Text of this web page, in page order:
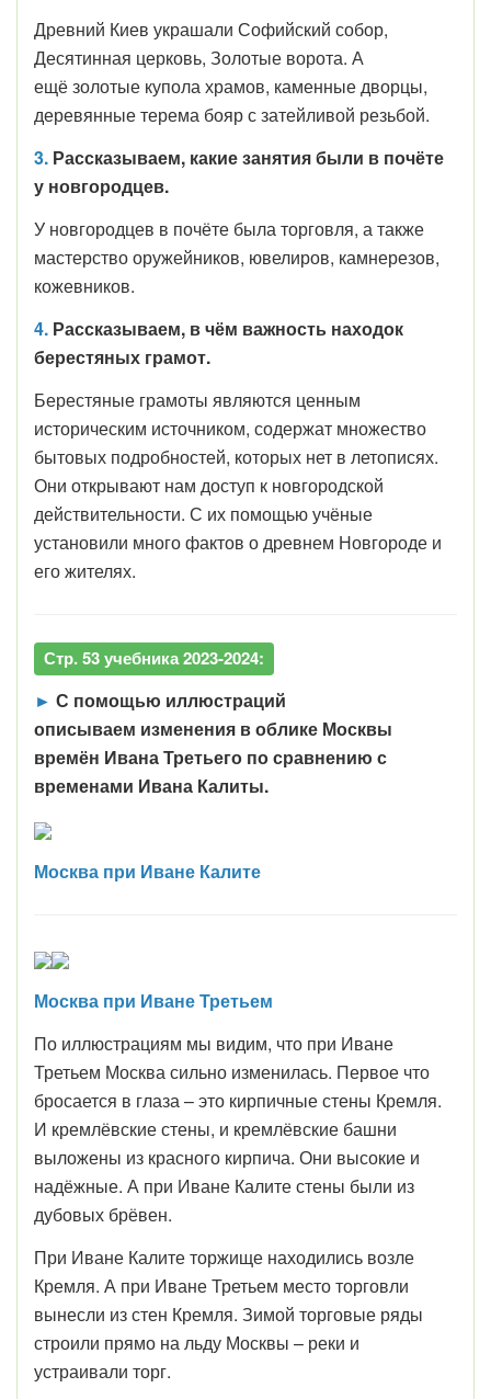
Древний Киев украшали Софийский собор,
Десятинная церковь, Золотые ворота. А
ещё золотые купола храмов, каменные дворцы,
деревянные терема бояр с затейливой резьбой.
3. Рассказываем, какие занятия были в почёте
у новгородцев.
У новгородцев в почёте была торговля, а также
мастерство оружейников, ювелиров, камнерезов,
кожевников.
4. Рассказываем, в чём важность находок
берестяных грамот.
Берестяные грамоты являются ценным
историческим источником, содержат множество
бытовых подробностей, которых нет в летописях.
Они открывают нам доступ к новгородской
действительности. С их помощью учёные
установили много фактов о древнем Новгороде и
его жителях.
Стр. 53 учебника 2023-2024:
► С помощью иллюстраций
описываем изменения в облике Москвы
времён Ивана Третьего по сравнению с
временами Ивана Калиты.
Москва при Иване Калите
Москва при Иване Третьем
По иллюстрациям мы видим, что при Иване
Третьем Москва сильно изменилась. Первое что
бросается в глаза – это кирпичные стены Кремля.
И кремлёвские стены, и кремлёвские башни
выложены из красного кирпича. Они высокие и
надёжные. А при Иване Калите стены были из
дубовых брёвен.
При Иване Калите торжище находились возле
Кремля. А при Иване Третьем место торговли
вынесли из стен Кремля. Зимой торговые ряды
строили прямо на льду Москвы – реки и
устраивали торг.